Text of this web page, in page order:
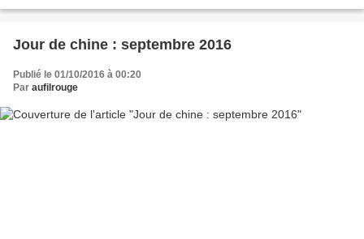
Jour de chine : septembre 2016
Publié le 01/10/2016 à 00:20
Par aufilrouge